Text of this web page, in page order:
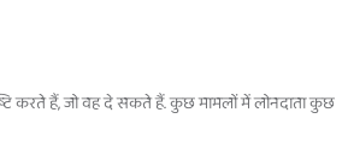
करते हैं, जो वह दे सकते हैं. कुछ मामलों में लोनदाता कुछ